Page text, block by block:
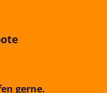
gerne.